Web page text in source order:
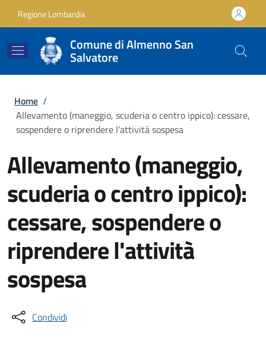
Regione Lombardia
Comune di Almenno San
Salvatore
Briciole di pane
Home /
Allevamento (maneggio, scuderia o centro ippico): cessare,
sospendere o riprendere l'attività sospesa
Allevamento (maneggio,
scuderia o centro ippico):
cessare, sospendere o
riprendere l'attività
sospesa
Condividi